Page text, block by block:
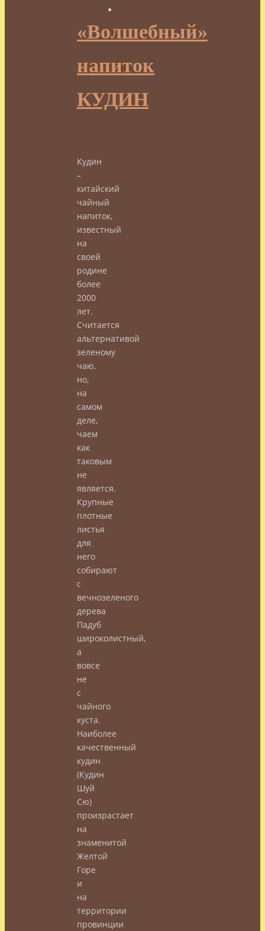
«Волшебный»
напиток
КУДИН
Кудин
–
китайский
чайный
напиток,
известный
на
своей
родине
более
2000
лет.
Считается
альтернативой
зеленому
чаю,
но,
на
самом
деле,
чаем
как
таковым
не
является.
Крупные
плотные
листья
для
него
собирают
с
вечнозеленого
дерева
Падуб
широколистный,
а
вовсе
не
с
чайного
куста.
Наиболее
качественный
кудин
(Кудин
Шуй
Сю)
произрастает
на
знаменитой
Желтой
Горе
и
на
территории
провинции